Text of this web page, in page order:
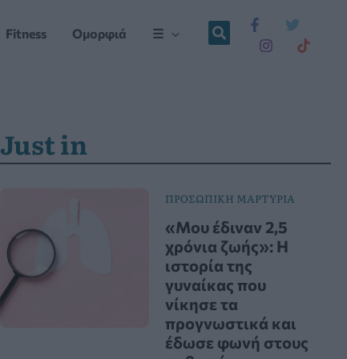
Fitness Ομορφιά ☰
Just in
ΠΡΟΣΩΠΙΚΗ ΜΑΡΤΥΡΙΑ
«Μου έδιναν 2,5
χρόνια ζωής»: Η
ιστορία της
γυναίκας που
νίκησε τα
προγνωστικά και
έδωσε φωνή στους